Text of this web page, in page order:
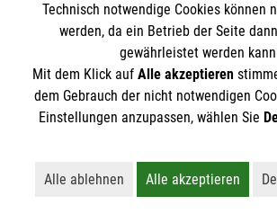
Technisch notwendige Cookies können
werden, da ein Betrieb der Seite
gewährleistet werden
Mit dem Klick auf Alle akzeptieren
dem Gebrauch der nicht notwendigen
Einstellungen anzupassen, wählen Sie
Alle ablehnen
Lehnt alle nicht-essentiellen
Alle akzeptieren
Akzeptiert